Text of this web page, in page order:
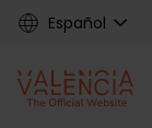
Skip
content
Español